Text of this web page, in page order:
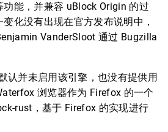
能，并兼容 uBlock Origin 的过
化没有出现在官方发布说明中，
VanderSloot 通过 Bugzilla
认并未启用该引擎，也没有提供用
浏览器作为 Firefox 的一个
rust，基于 Firefox 的实现进行